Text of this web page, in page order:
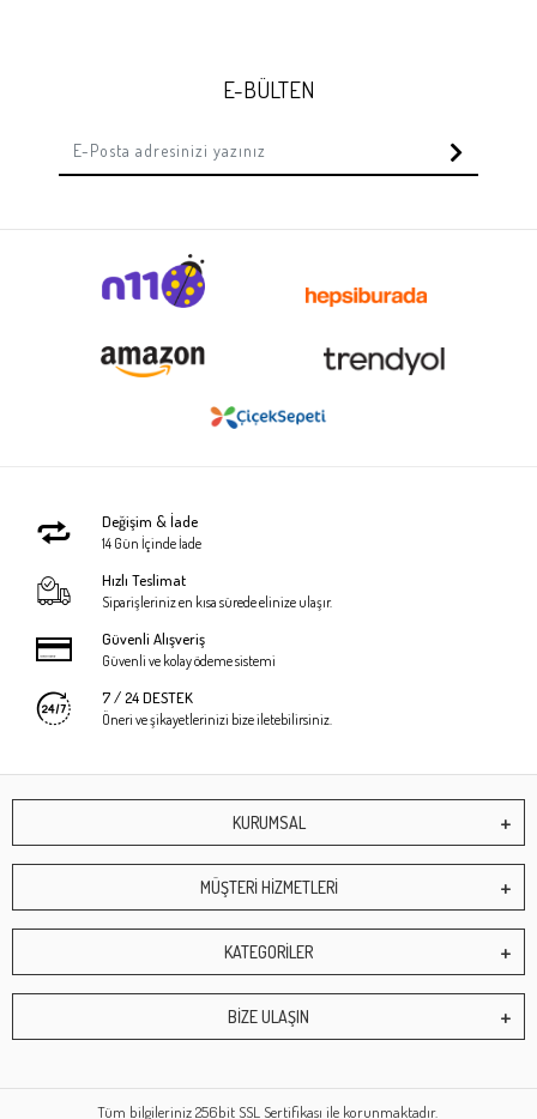
E-BÜLTEN
Değişim & İade
14 Gün İçinde İade
Hızlı Teslimat
Siparişleriniz en kısa sürede elinize ulaşır.
Güvenli Alışveriş
Güvenli ve kolay ödeme sistemi
7 / 24 DESTEK
Öneri ve şikayetlerinizi bize iletebilirsiniz.
KURUMSAL
MÜŞTERİ HİZMETLERİ
KATEGORİLER
BİZE ULAŞIN
Tüm bilgileriniz 256bit SSL Sertifikası ile korunmaktadır.